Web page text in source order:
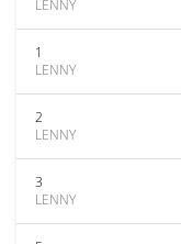
LENNY
1
LENNY
2
LENNY
3
LENNY